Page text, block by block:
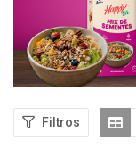
Filtros